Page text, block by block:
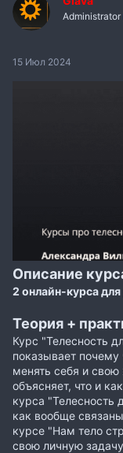
Administrator
15 Июл 2024
Описание
2 онлайн-курса
Теория +
Курс "Телесность
показывает
менять себя и
объясняет, что и
курса "Телесность
как вообще
курсе "Нам тело
свою личную